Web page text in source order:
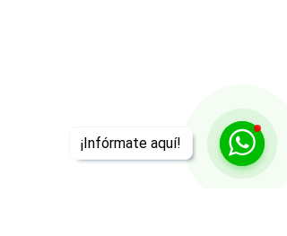
¡Infórmate aquí!